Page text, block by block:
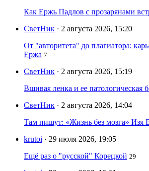
Как Ержь Падлов с прозарянами
СветНик · 2 августа 2026, 15:20
От "авторитета" до плагиатора:
Ержа 7
СветНик · 2 августа 2026, 15:19
Вшивая ленка и ее патологическая
СветНик · 2 августа 2026, 14:04
Там пишут: «Жизнь без мозга» Изя
krutoi · 29 июля 2026, 19:05
Ещё раз о "русской" Корецкой 29